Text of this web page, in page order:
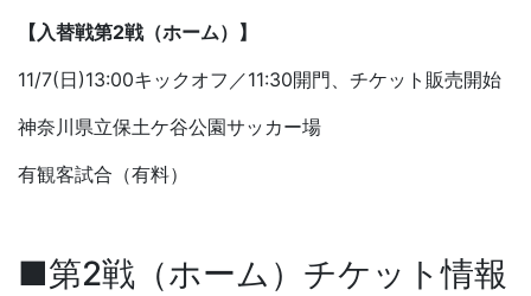
【入替戦第2戦（ホーム）】
11/7(日)13:00キックオフ／11:30開門、チケット販売開始
神奈川県立保土ケ谷公園サッカー場
有観客試合（有料）
■第2戦（ホーム）チケット情報